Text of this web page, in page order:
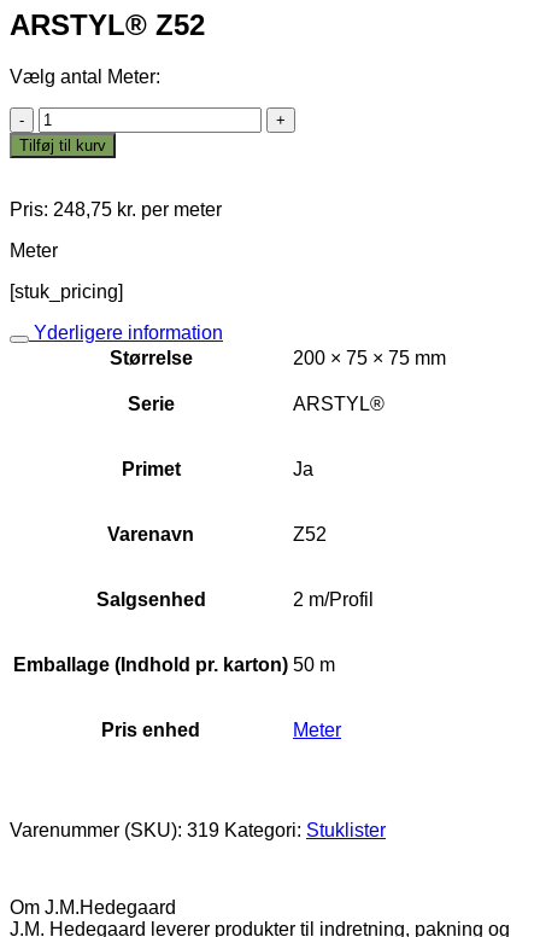
ARSTYL® Z52
Vælg antal Meter:
ARSTYL®
Z52
antal
Tilføj til kurv
Pris: 248,75 kr. per meter
Meter
[stuk_pricing]
Yderligere information
Størrelse
200 × 75 × 75 mm
Serie ARSTYL®
Primet Ja
Varenavn Z52
Salgsenhed 2 m/Profil
Emballage (Indhold pr. karton) 50 m
Pris enhed Meter
Varenummer (SKU): 319 Kategori: Stuklister
Om J.M.Hedegaard
J.M. Hedegaard leverer produkter til indretning, pakning og